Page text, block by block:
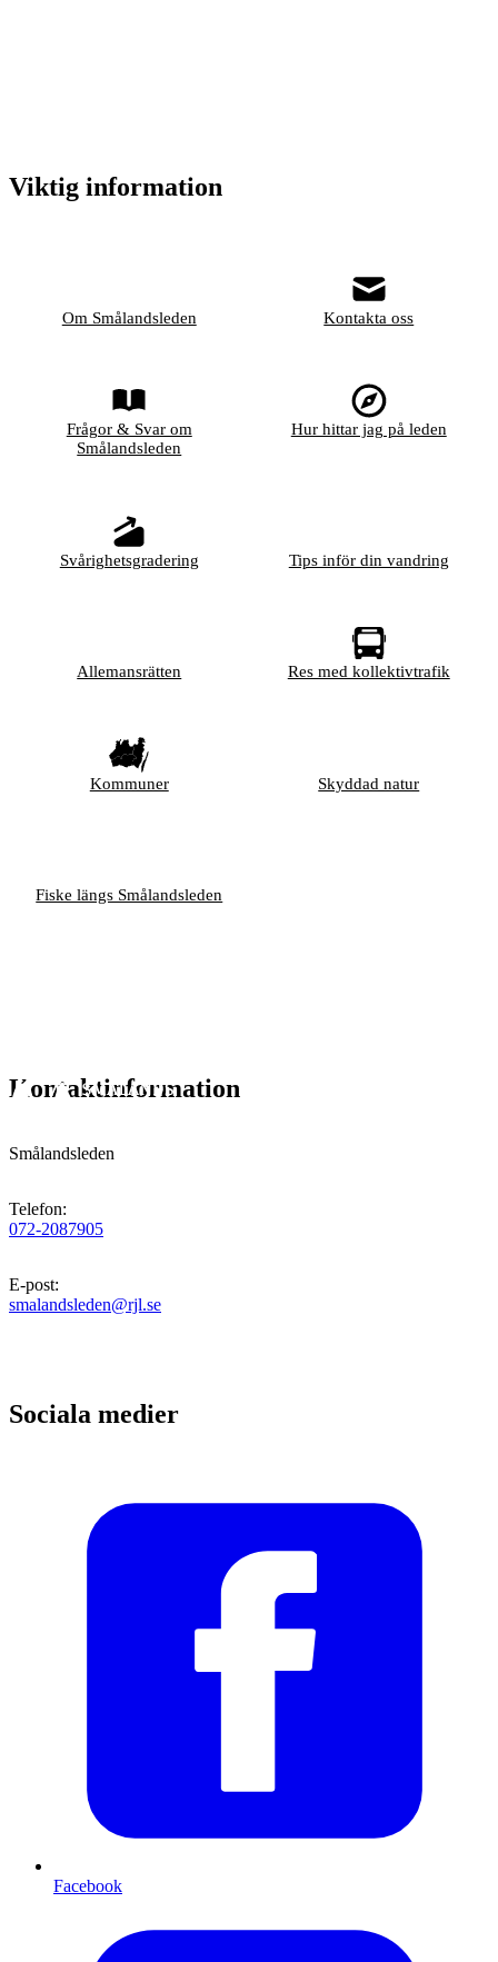
Viktig information
Om Smålandsleden Kontakta oss
Frågor & Svar om
Smålandsleden
Hur hittar jag på leden
Svårighetsgradering Tips inför din vandring
Allemansrätten Res med kollektivtrafik
Kommuner Skyddad natur
Fiske längs Smålandsleden
Kontaktinformation
Smålandsleden
Telefon:
072-2087905
E-post:
smalandsleden@rjl.se
Sociala medier
Facebook